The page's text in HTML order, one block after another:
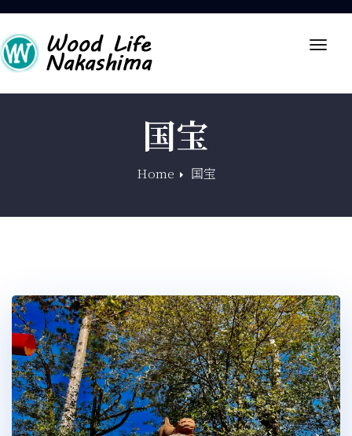
国宝
Home 国宝